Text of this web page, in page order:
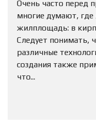
Очень часто перед
многие думают,
жилплощадь: в
Следует понимать,
различные
создания также
что...